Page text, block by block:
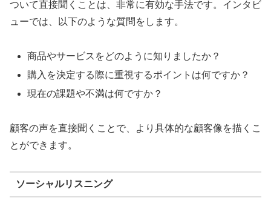
ついて直接聞くことは、非常に有効な手法です。インタビ
ューでは、以下のような質問をします。
商品やサービスをどのように知りましたか？
購入を決定する際に重視するポイントは何ですか？
現在の課題や不満は何ですか？
顧客の声を直接聞くことで、より具体的な顧客像を描くこ
とができます。
ソーシャルリスニング